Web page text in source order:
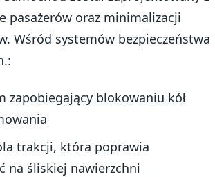
pasażerów oraz minimalizacji
Wśród systemów bezpieczeństwa
zapobiegający blokowaniu kół
trakcji, która poprawia
na śliskiej nawierzchni